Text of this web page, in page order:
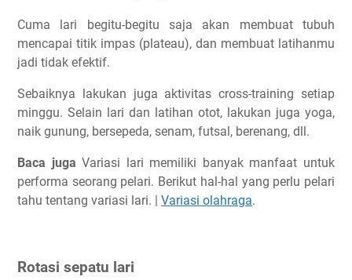
Cuma lari begitu-begitu saja akan membuat tubuh
mencapai titik impas (plateau), dan membuat latihanmu
jadi tidak efektif.
Sebaiknya lakukan juga aktivitas cross-training setiap
minggu. Selain lari dan latihan otot, lakukan juga yoga,
naik gunung, bersepeda, senam, futsal, berenang, dll.
Baca juga Variasi lari memiliki banyak manfaat untuk
performa seorang pelari. Berikut hal-hal yang perlu pelari
tahu tentang variasi lari. | Variasi olahraga.
Rotasi sepatu lari